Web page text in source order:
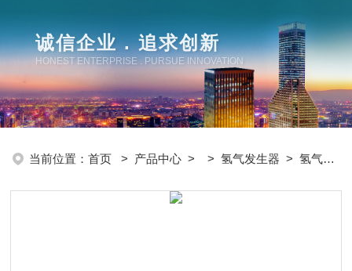
诚信企业 . 追求创新
HONEST ENTERPRISE . PURSUE INNOVATION
当前位置：首页 > 产品中心 > >氢气发生器 > 氢气发生器价格